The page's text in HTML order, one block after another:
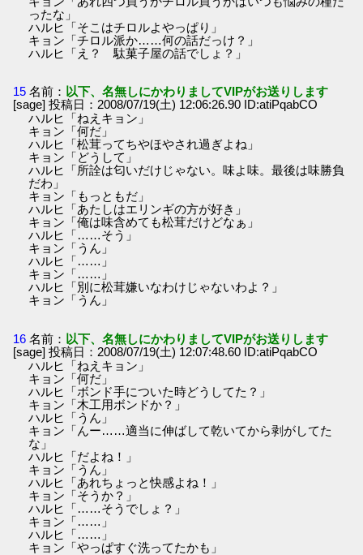
ったな」
ハルヒ「そこはチロルよやっぱり」
キョン「チロル派か……何の話だっけ？」
ハルヒ「え？ 駄菓子屋の話でしょ？」
15 名前： 以下、名無しにかわりましてVIPがお送りします
[sage] 投稿日：2008/07/19(土) 12:06:26.90 ID:atiPqabCO
ハルヒ「ねえキョン」
キョン「何だ」
ハルヒ「松茸ってちやほやされ過ぎよね」
キョン「どうして」
ハルヒ「所詮は匂いだけじゃない。味よ味。最後は味勝負
だわ」
キョン「もっともだ」
ハルヒ「あたしはエリンギの方が好き」
キョン「俺は味含めても松茸だけどなぁ」
ハルヒ「……そう」
キョン「うん」
ハルヒ「……」
キョン「……」
ハルヒ「別に松茸嫌いなわけじゃないわよ？」
キョン「うん」
16 名前： 以下、名無しにかわりましてVIPがお送りします
[sage] 投稿日：2008/07/19(土) 12:07:48.60 ID:atiPqabCO
ハルヒ「ねえキョン」
キョン「何だ」
ハルヒ「ボンド手についた時どうしてた？」
キョン「木工用ボンドか？」
ハルヒ「うん」
キョン「んー……適当に伸ばして乾いてから剥がしてた
な」
ハルヒ「だよね！」
キョン「うん」
ハルヒ「あれちょっと快感よね！」
キョン「そうか？」
ハルヒ「……そうでしょ？」
キョン「……」
ハルヒ「……」
キョン「やっぱすぐ洗ってたかも」